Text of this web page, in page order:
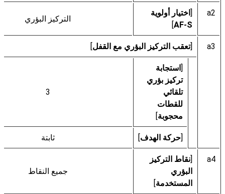
a2
[اختيار أولوية
AF-S
]
التركيز البؤري
a3
[تعقب التركيز البؤري مع القفل]
[استجابة
تركيز بؤري
تلقائي
للقطات
محجوبة]
3
[حركة الهدف] ثابتة
a4
[نقاط التركيز
البؤري
المستخدمة]
جميع النقاط